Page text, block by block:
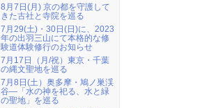
8月7日(月) 京の都を守護して
きた古社と寺院を巡る
7月29(土)・30日(日)に、2023
年の出羽三山にて本格的な修
験道体験修行のお知らせ
7月17日（月/祝）東京・千葉
の縄文聖地を巡る
7月8日(土）奥多摩・鳩ノ巣渓
谷―「水の神を祀る、水と緑
の聖地」を巡る